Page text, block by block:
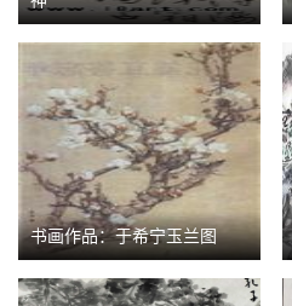
书画作品：于希宁玉兰图